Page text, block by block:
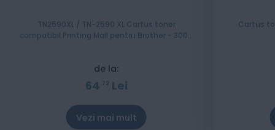
TN2590XL / TN-2590 XL Cartus toner
compatibil Printing Mall pentru Brother - 3000
de la:
64 72 Lei
Vezi mai mult
Cartus